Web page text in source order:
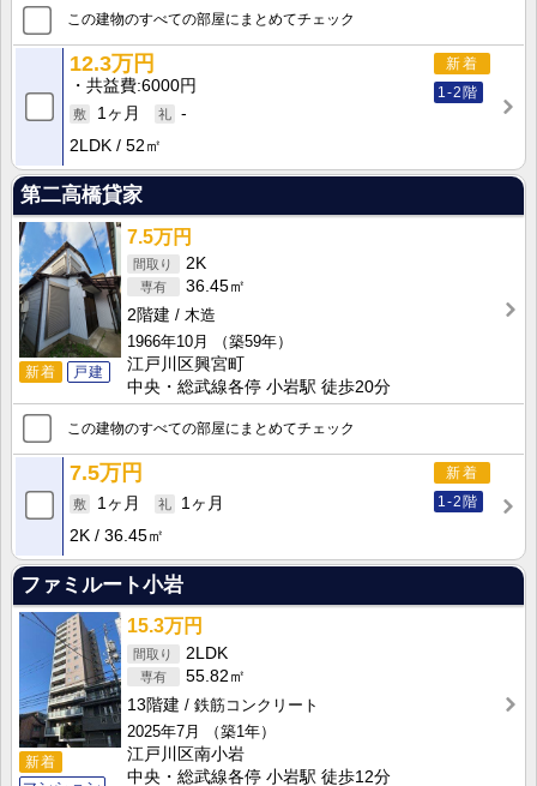
この建物のすべての部屋にまとめてチェック
新着
1-2階
12.3万円
共益費 6000円
1ヶ月
-
2LDK
52㎡
第二高橋貸家
新着 戸建
7.5万円
2K
36.45㎡
2階建
木造
1966年10月
（築59年）
江戸川区興宮町
中央・総武線各停 小岩駅 徒歩20分
この建物のすべての部屋にまとめてチェック
新着
1-2階
7.5万円
1ヶ月
1ヶ月
2K
36.45㎡
ファミルート小岩
新着
15.3万円
2LDK
55.82㎡
13階建
鉄筋コンクリート
2025年7月
（築1年）
江戸川区南小岩
中央・総武線各停 小岩駅 徒歩12分